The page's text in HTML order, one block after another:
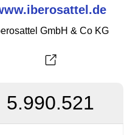
GmbH & Co KG
5.990.521